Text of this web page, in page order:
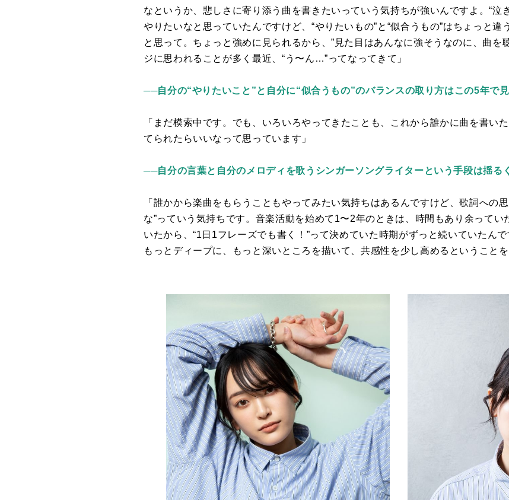
なというか、悲しさに寄り添う曲を書きたいっていう気持ちが強いんですよ。“泣
やりたいなと思っていたんですけど、“やりたいもの”と“似合うもの”はちょっと
と思って。ちょっと強めに見られるから、”見た目はあんなに強そうなのに、曲を
ジに思われることが多く最近、“う〜ん…”ってなってきて」
──自分の“やりたいこと”と自分に“似合うもの”のバランスの取り方はこの5年で
「まだ模索中です。でも、いろいろやってきたことも、これから誰かに曲を書い
てられたらいいなって思っています」
──自分の言葉と自分のメロディを歌うシンガーソングライターという手段は揺る
「誰かから楽曲をもらうこともやってみたい気持ちはあるんですけど、歌詞への
な”っていう気持ちです。音楽活動を始めて 1〜2年のときは、時間もあり余ってい
いたから、“1 日 1フレーズでも書く！”って決めていた時期がずっと続いていたん
もっとディープに、もっと深いところを描いて、共感性を少し高めるということを